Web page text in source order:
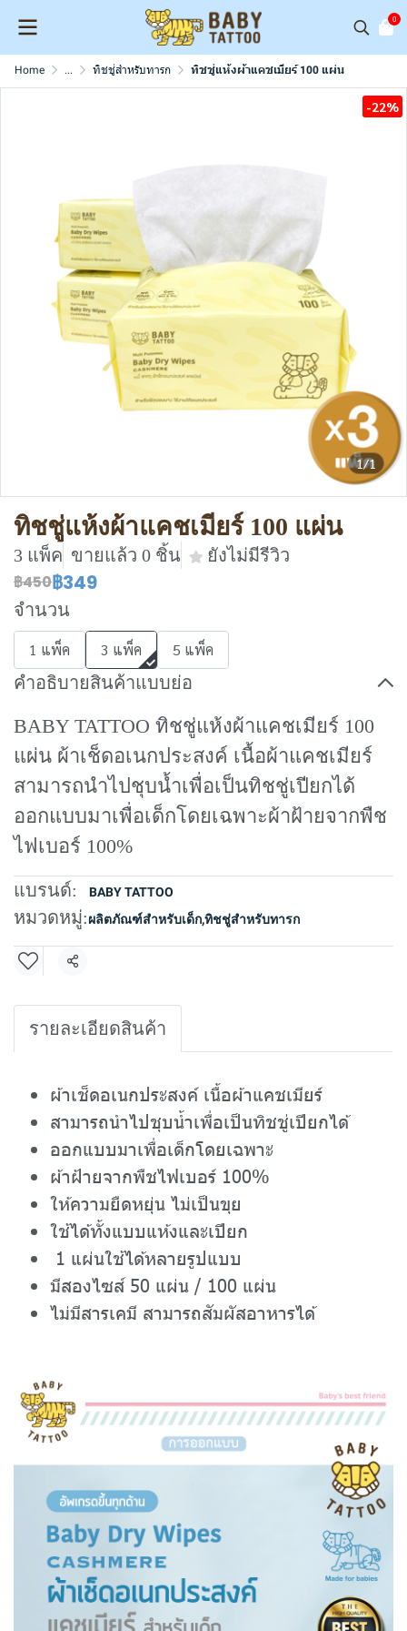
0
Home ... ทิชชู่สำหรับทารก ทิชชู่แห้งผ้าแคชเมียร์ 100 แผ่น
1/1
-22%
ทิชชู่แห้งผ้าแคชเมียร์ 100 แผ่น
3 แพ็ค ขายแล้ว 0 ชิ้น ยังไม่มีรีวิว
฿450฿349
จำนวน
1 แพ็ค 3 แพ็ค 5 แพ็ค
คำอธิบายสินค้าแบบย่อ
BABY TATTOO ทิชชู่แห้งผ้าแคชเมียร์ 100
แผ่น ผ้าเช็ดอเนกประสงค์ เนื้อผ้าแคชเมียร์
สามารถนำไปชุบน้ำเพื่อเป็นทิชชู่เปียกได้
ออกแบบมาเพื่อเด็กโดยเฉพาะผ้าฝ้ายจากพืช
ไฟเบอร์ 100%
แบรนด์: BABY TATTOO
หมวดหมู่:ผลิตภัณฑ์สำหรับเด็ก,ทิชชู่สำหรับทารก
แชร์
รายละเอียดสินค้า
ผ้าเช็ดอเนกประสงค์ เนื้อผ้าแคชเมียร์
สามารถนำไปชุบน้ำเพื่อเป็นทิชชู่เปียกได้
ออกแบบมาเพื่อเด็กโดยเฉพาะ
ผ้าฝ้ายจากพืชไฟเบอร์ 100%
ให้ความยืดหยุ่น ไม่เป็นขุย
ใช้ได้ทั้งแบบแห้งและเปียก
1 แผ่นใช้ได้หลายรูปแบบ
มีสองไซส์ 50 แผ่น / 100 แผ่น
ไม่มีสารเคมี สามารถสัมผัสอาหารได้